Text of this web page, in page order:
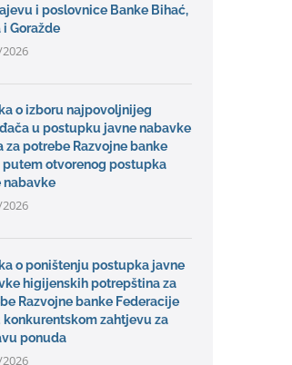
i poslovnice Banke Bihać,
i Goražde
o izboru najpovoljnijeg
u postupku javne nabavke
za potrebe Razvojne banke
putem otvorenog postupka
nabavke
o poništenju postupka javne
higijenskih potrepština za
Razvojne banke Federacije
konkurentskom zahtjevu za
ponuda